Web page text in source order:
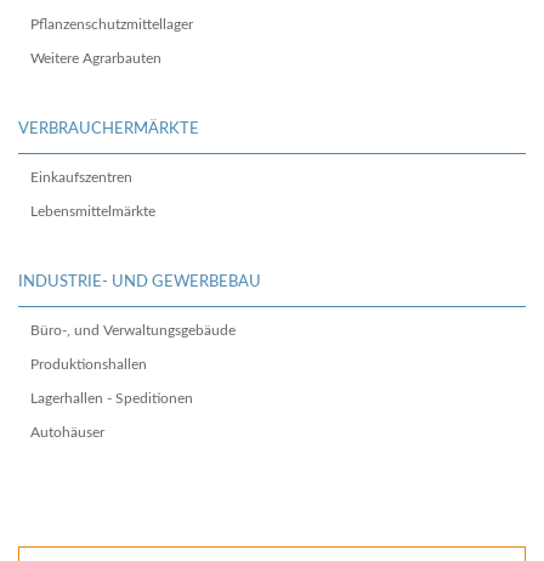
Pflanzenschutzmittellager
Weitere Agrarbauten
VERBRAUCHERMÄRKTE
Einkaufszentren
Lebensmittelmärkte
INDUSTRIE- UND GEWERBEBAU
Büro-, und Verwaltungsgebäude
Produktionshallen
Lagerhallen - Speditionen
Autohäuser